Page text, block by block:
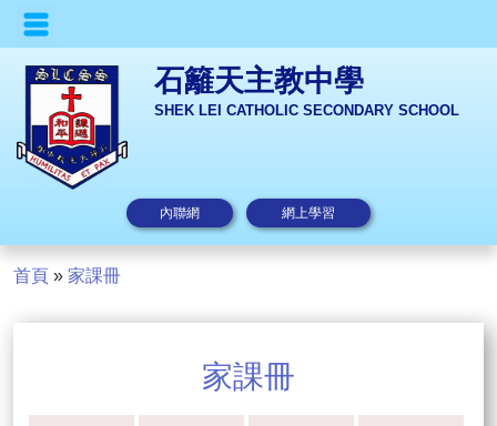
石籬天主教中學
SHEK LEI CATHOLIC SECONDARY SCHOOL
內聯網 網上學習
首頁 » 家課冊
家課冊